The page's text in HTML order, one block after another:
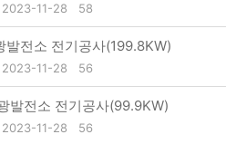
2023-11-28 58
전소 전기공사(199.8KW)
2023-11-28 56
발전소 전기공사(99.9KW)
2023-11-28 56